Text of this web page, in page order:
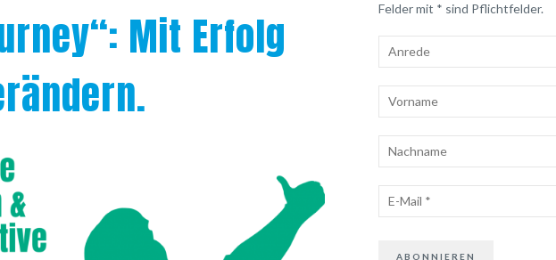
Mit Erfolg
Felder mit * sind Pflichtfelder.